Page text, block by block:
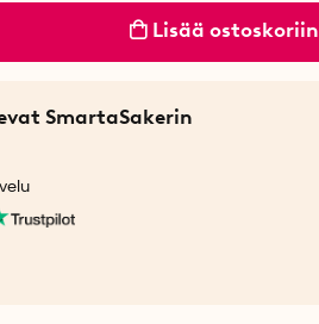
Lisää ostoskoriin
SmartaSakerin